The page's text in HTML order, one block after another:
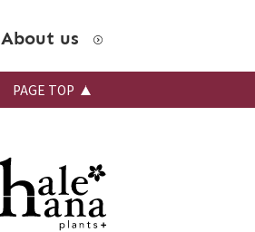
About us
PAGE TOP